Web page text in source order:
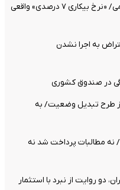
خروج یک میلیون کارگر از بازار کار رسمی/ «نرخ بیکاری ۷ درصدی» واقعی
به اجرا نشدن
در صندوق کشوری
از طرح تبدیل وضعیت/ به
نه مطالبات پرداخت شد نه
دو روایت از نبرد با استثمار